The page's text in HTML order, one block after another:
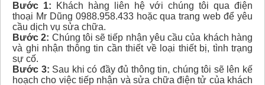
Bước 1: Khách hàng liên hệ với chúng tôi qua điện
thoại Mr Dũng 0988.958.433 hoặc qua trang web để yêu
cầu dịch vụ sửa chữa.
Bước 2: Chúng tôi sẽ tiếp nhận yêu cầu của khách hàng
và ghi nhận thông tin cần thiết về loại thiết bị, tình trạng
sự cố.
Bước 3: Sau khi có đầy đủ thông tin, chúng tôi sẽ lên kế
hoạch cho việc tiếp nhận và sửa chữa điện tử của khách